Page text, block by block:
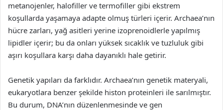
metanojenler, halofiller ve termofiller gibi ekstrem
koşullarda yaşamaya adapte olmuş türleri içerir. Archaea’nın
hücre zarları, yağ asitleri yerine izoprenoidlerle yapılmış
lipidler içerir; bu da onları yüksek sıcaklık ve tuzluluk gibi
aşırı koşullara karşı daha dayanıklı hale getirir.
Genetik yapıları da farklıdır. Archaea’nın genetik materyali,
eukaryotlara benzer şekilde histon proteinleri ile sarılmıştır.
Bu durum, DNA’nın düzenlenmesinde ve gen